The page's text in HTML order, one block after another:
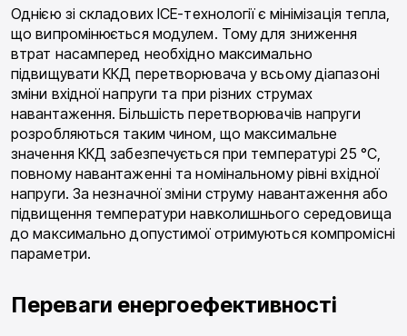
Однією зі складових ICE-технології є мінімізація тепла,
що випромінюється модулем. Тому для зниження
втрат насамперед необхідно максимально
підвищувати ККД перетворювача у всьому діапазоні
зміни вхідної напруги та при різних струмах
навантаження. Більшість перетворювачів напруги
розробляються таким чином, що максимальне
значення ККД забезпечується при температурі 25 °С,
повному навантаженні та номінальному рівні вхідної
напруги. За незначної зміни струму навантаження або
підвищення температури навколишнього середовища
до максимально допустимої отримуються компромісні
параметри.
Переваги енергоефективності